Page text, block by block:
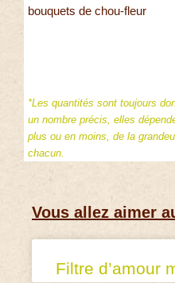
bouquets de chou-fleur
*Les quantités sont toujours
un nombre précis, elles
plus ou en moins, de la
chacun.
Vous allez aimer
Filtre d’amour